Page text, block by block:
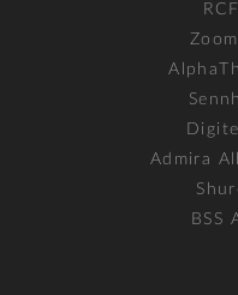
Admira
BSS